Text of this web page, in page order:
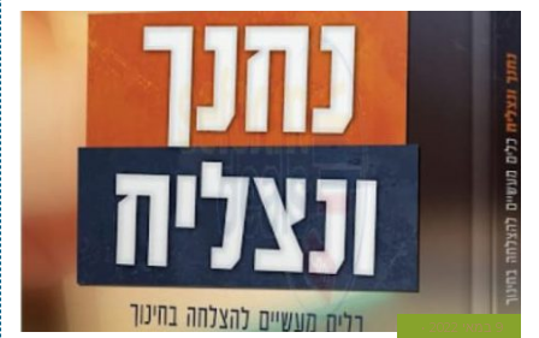
9 במאי 2022